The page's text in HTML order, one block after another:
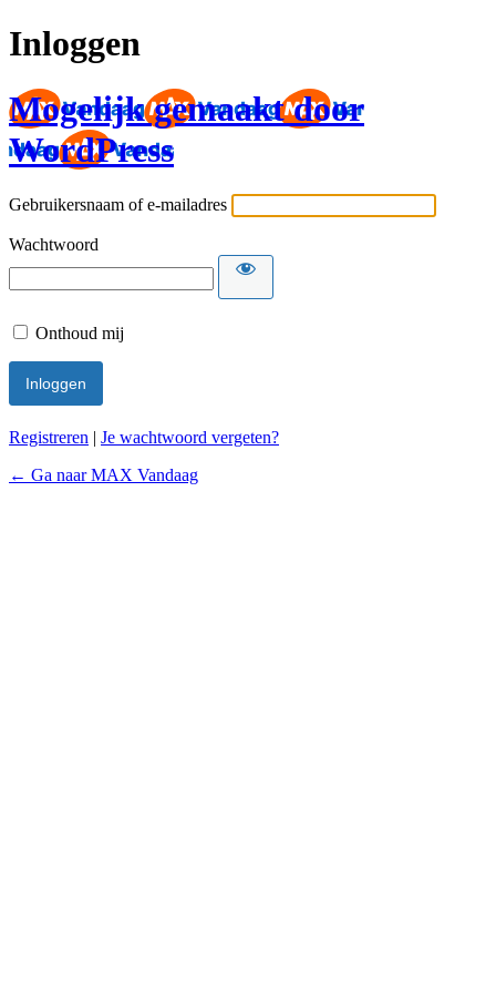
Inloggen
Mogelijk gemaakt door
WordPress
Gebruikersnaam of e-mailadres
Wachtwoord
Onthoud mij
Registreren | Je wachtwoord vergeten?
← Ga naar MAX Vandaag